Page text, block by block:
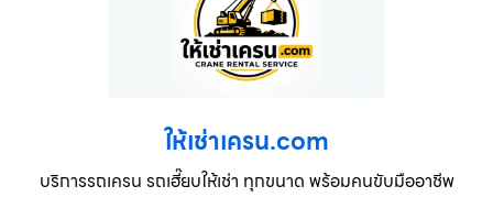
ให้เช่าเครน.com
บริการรถเครน รถเฮี๊ยบให้เช่า ทุกขนาด พร้อมคนขับมืออาชีพ